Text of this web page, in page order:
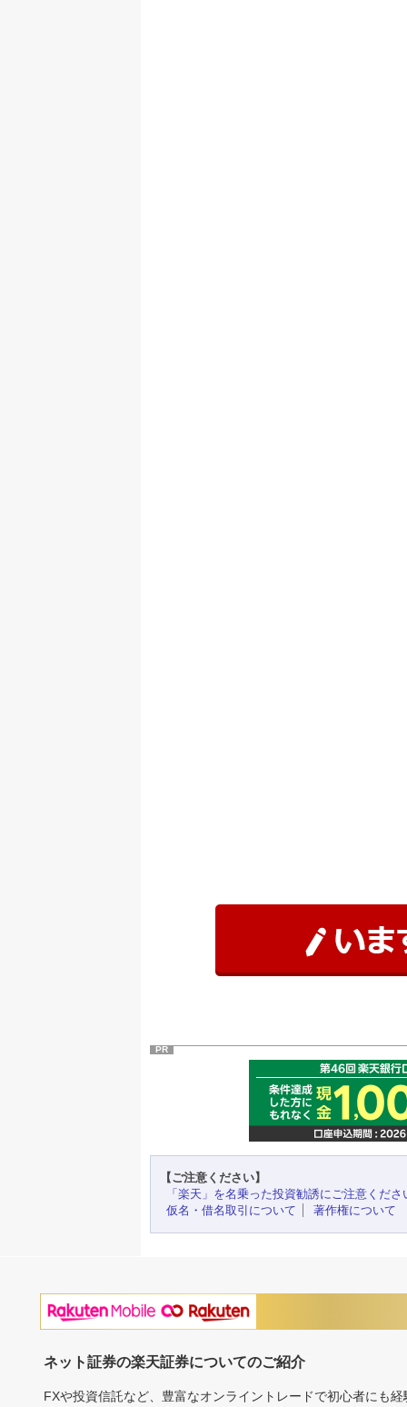
PR
【ご注意ください】
「楽天」を名乗った投資勧誘にご注意くださ
仮名・借名取引について
著作権について
ネット証券の楽天証券についてのご紹介
FXや投資信託など、豊富なオンライントレードで初心者にも